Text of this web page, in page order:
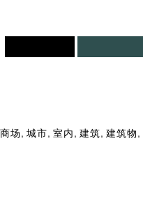
商场 , 城市, 室内 , 建筑, 建筑物 ,